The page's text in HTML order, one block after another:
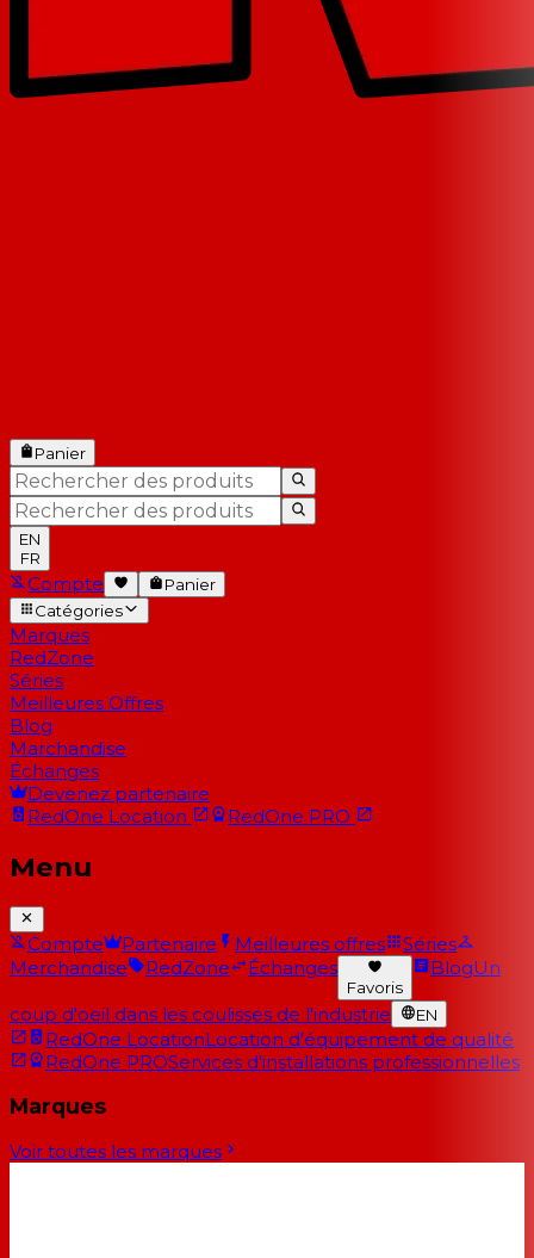
Panier
EN
FR
Compte
Panier
Catégories
Marques
RedZone
Séries
Meilleures Offres
Blog
Marchandise
Échanges
Devenez partenaire
RedOne Location RedOne PRO
Menu
Compte Partenaire Meilleures offres
Séries
Merchandise
RedZone Échanges
Favoris
BlogUn
coup d'oeil dans les coulisses de l'industrie EN
RedOne LocationLocation d'équipement de qualité
RedOne PROServices d'installations professionnelles
Marques
Voir toutes les marques